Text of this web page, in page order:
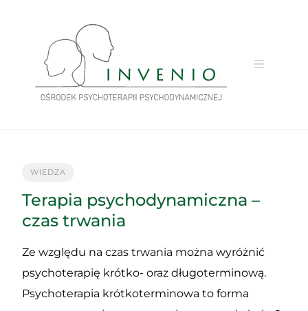
WIEDZA
Terapia psychodynamiczna –
czas trwania
Ze względu na czas trwania można wyróżnić
psychoterapię krótko- oraz długoterminową.
Psychoterapia krótkoterminowa to forma